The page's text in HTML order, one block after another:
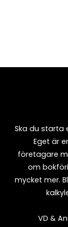
Ska du starta
Eget är
företagare
om
mycket mer.
VD &